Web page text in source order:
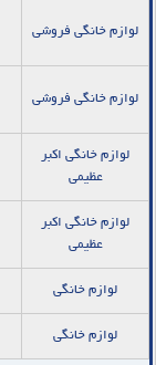
لوازم خانگی فروشی
لوازم خانگی فروشی
لوازم خانگی اکبر
عظیمی
لوازم خانگی اکبر
عظیمی
لوازم خانگی
لوازم خانگی